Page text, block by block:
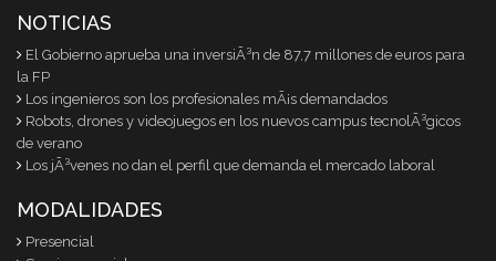
NOTICIAS
El Gobierno aprueba una inversiÃ³n de 87,7 millones de euros para
la FP
Los ingenieros son los profesionales mÃ¡s demandados
Robots, drones y videojuegos en los nuevos campus tecnolÃ³gicos
de verano
Los jÃ³venes no dan el perfil que demanda el mercado laboral
MODALIDADES
Presencial